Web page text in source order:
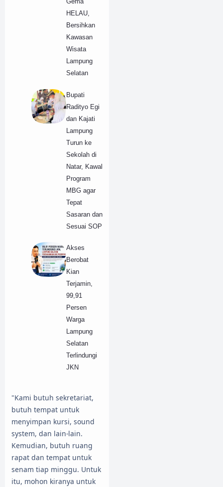
HELAU,
Bersihkan
Kawasan
Wisata
Lampung
Selatan
Bupati
Radityo Egi
dan Kajati
Lampung
Turun ke
Sekolah di
Natar, Kawal
Program
MBG agar
Tepat
Sasaran dan
Sesuai SOP
Akses
Berobat
Kian
Terjamin,
99,91
Persen
Warga
Lampung
Selatan
Terlindungi
JKN
"Kami butuh sekretariat,
butuh tempat untuk
menyimpan kursi, sound
system, dan lain-lain.
Kemudian, butuh ruang
rapat dan tempat untuk
senam tiap minggu. Untuk
itu, mohon kiranya untuk